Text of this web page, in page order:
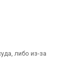
либо из-за